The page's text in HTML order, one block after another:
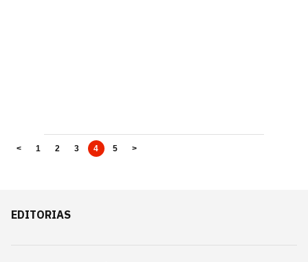
< 1 2 3 4 5 >
EDITORIAS